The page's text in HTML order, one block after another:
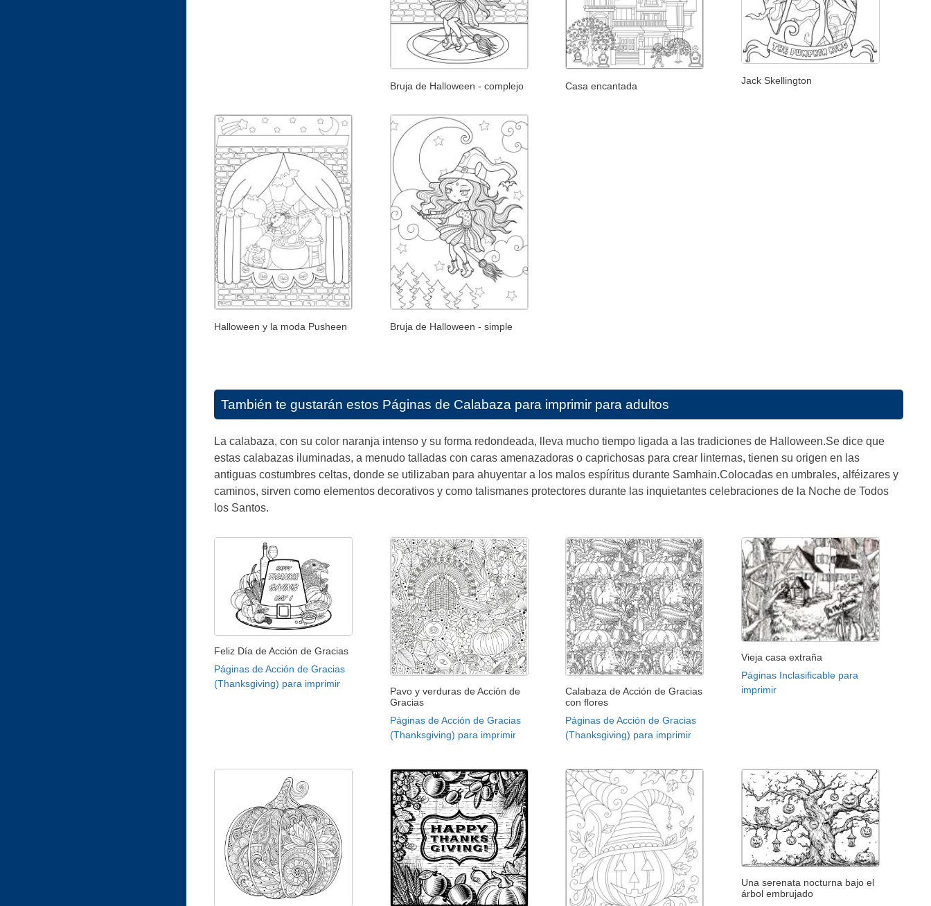
Bruja de Halloween - complejo Casa encantada Jack Skellington
Halloween y la moda Pusheen Bruja de Halloween - simple
También te gustarán estos Páginas de Calabaza para imprimir para adultos
La calabaza, con su color naranja intenso y su forma redondeada, lleva mucho tiempo ligada a las tradiciones de Halloween.Se dice que
estas calabazas iluminadas, a menudo talladas con caras amenazadoras o caprichosas para crear linternas, tienen su origen en las
antiguas costumbres celtas, donde se utilizaban para ahuyentar a los malos espíritus durante Samhain.Colocadas en umbrales, alféizares y
caminos, sirven como elementos decorativos y como talismanes protectores durante las inquietantes celebraciones de la Noche de Todos
los Santos.
Feliz Día de Acción de Gracias
Páginas de Acción de Gracias
(Thanksgiving) para imprimir
Pavo y verduras de Acción de
Gracias
Páginas de Acción de Gracias
(Thanksgiving) para imprimir
Calabaza de Acción de Gracias
con flores
Páginas de Acción de Gracias
(Thanksgiving) para imprimir
Vieja casa extraña
Páginas Inclasificable para
imprimir
Una serenata nocturna bajo el
árbol embrujado